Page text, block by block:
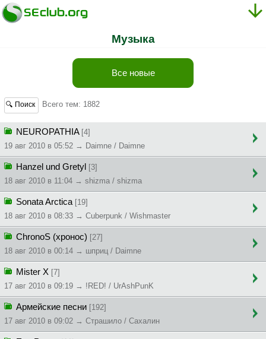
Музыка
Все новые
🔍 Поиск Всего тем: 1882
NEUROPATHIA [4]
19 авг 2010 в 05:52 → Daimne / Daimne
Hanzel und Gretyl [3]
18 авг 2010 в 11:04 → shizma / shizma
Sonata Arctica [19]
18 авг 2010 в 08:33 → Cuberpunk / Wishmaster
ChronoS (хронос) [27]
18 авг 2010 в 00:14 → шприц / Daimne
Mister X [7]
17 авг 2010 в 09:19 → !RED! / UrAshPunK
Армейские песни [192]
17 авг 2010 в 09:02 → Cтpaшилo / Сахалин